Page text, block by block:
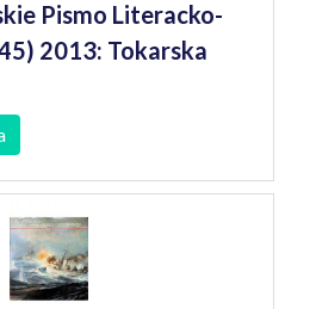
Pismo Literacko-
2013: Tokarska